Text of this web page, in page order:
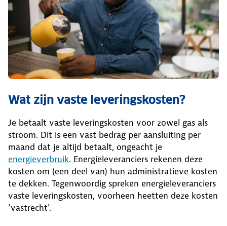
Wat zijn vaste leveringskosten?
Je betaalt vaste leveringskosten voor zowel gas als
stroom. Dit is een vast bedrag per aansluiting per
maand dat je altijd betaalt, ongeacht je
energieverbruik. Energieleveranciers rekenen deze
kosten om (een deel van) hun administratieve kosten
te dekken. Tegenwoordig spreken energieleveranciers
vaste leveringskosten, voorheen heetten deze kosten
‘vastrecht’.